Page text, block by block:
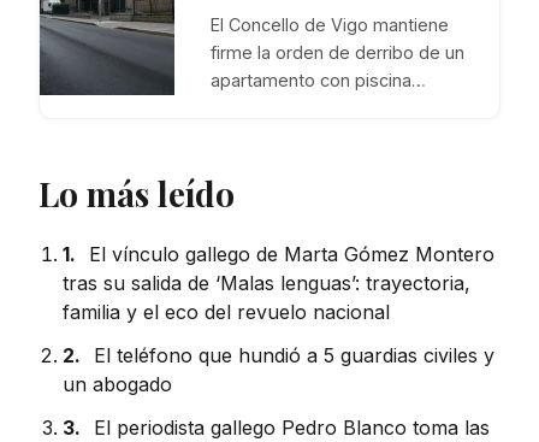
El Concello de Vigo mantiene
firme la orden de derribo de un
apartamento con piscina…
Lo más leído
1.
El vínculo gallego de Marta Gómez Montero
tras su salida de ‘Malas lenguas’: trayectoria,
familia y el eco del revuelo nacional
2.
El teléfono que hundió a 5 guardias civiles y
un abogado
3.
El periodista gallego Pedro Blanco toma las